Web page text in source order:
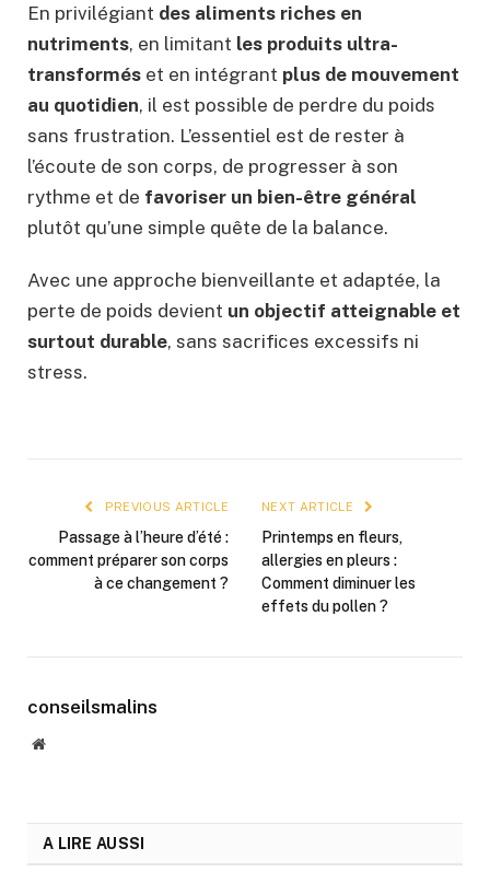
En privilégiant des aliments riches en
nutriments, en limitant les produits ultra-
transformés et en intégrant plus de mouvement
au quotidien, il est possible de perdre du poids
sans frustration. L’essentiel est de rester à
l’écoute de son corps, de progresser à son
rythme et de favoriser un bien-être général
plutôt qu’une simple quête de la balance.
Avec une approche bienveillante et adaptée, la
perte de poids devient un objectif atteignable et
surtout durable, sans sacrifices excessifs ni
stress.
PREVIOUS ARTICLE
Passage à l’heure d’été :
comment préparer son corps
à ce changement ?
NEXT ARTICLE
Printemps en fleurs,
allergies en pleurs :
Comment diminuer les
effets du pollen ?
conseilsmalins
Website
A LIRE AUSSI